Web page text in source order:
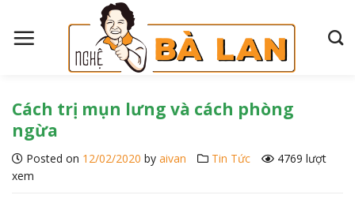
Cách trị mụn lưng và cách phòng
ngừa
Posted on 12/02/2020 by aivan Tin Tức
4769 lượt
xem